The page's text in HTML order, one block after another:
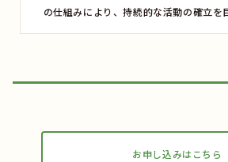
の仕組みにより、持続的な活動の確立を
お申し込みはこちら